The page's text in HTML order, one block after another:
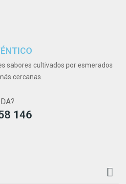
sabores cultivados por esmerados
cercanas.
146
